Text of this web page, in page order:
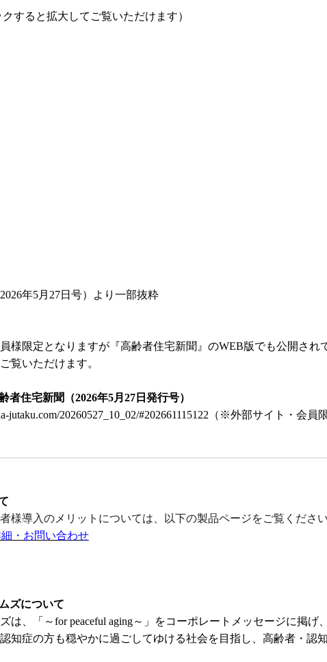
すると拡大してご覧いただけます）
年5月27日号）より一部抜粋
様限定となりますが『高齢者住宅新聞』のWEB版でも公開され
覧いただけます。
者住宅新聞（2026年5月27日発行号）
jutaku.com/20260527_10_02/#202661115122（※外部サイト・会員
様導入のメリットについては、以下の製品ページをご覧ください
・お問い合わせ
ズについて
は、「～for peaceful aging～」をコーポレートメッセージに掲げ
知症の方も穏やかに過ごしてゆける社会を目指し、高齢者・認